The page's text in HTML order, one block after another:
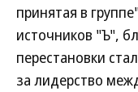
принятая в
источников "Ъ",
перестановки
за лидерство